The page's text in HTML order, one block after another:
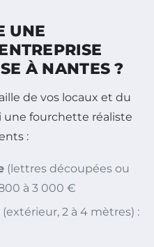
UNE
À NANTES ?
de vos locaux et du
une fourchette réaliste
:
(lettres découpées ou
à 3 000 €
(extérieur, 2 à 4 mètres) :